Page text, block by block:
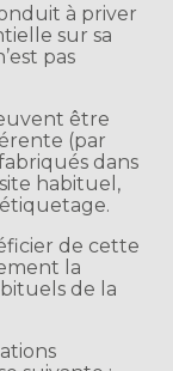
à priver
sur sa
pas
être
(par
dans
habituel,
de cette
la
de la